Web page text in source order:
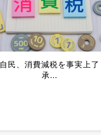
セルフレジ導入→万引き激
増、店「故意かミスか区別